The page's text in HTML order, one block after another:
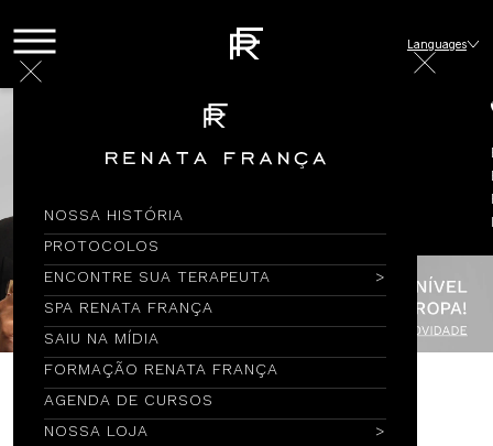
NOSSA HISTÓRIA
PROTOCOLOS
ENCONTRE SUA TERAPEUTA
SPA RENATA FRANÇA
SAIU NA MÍDIA
FORMAÇÃO RENATA FRANÇA
AGENDA DE CURSOS
NOSSA LOJA
Languages
Encontre por Nome